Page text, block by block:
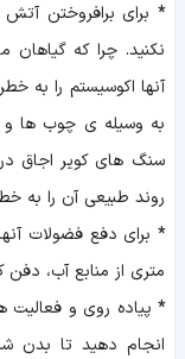
* برای برافروختن
نکنید. چرا که گیاهان
آنها اکوسیستم را به
به وسیله ی چوب ها و
سنگ های کویر اجاق
روند طبیعی آن را به
*
متری از منابع آب، دفن
* پیاده روی و فعالیت
انجام دهید تا بدن